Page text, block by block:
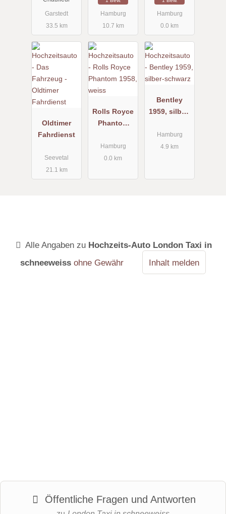
Garstedt
33.5 km
Hamburg
10.7 km
Hamburg
0.0 km
Oldtimer
Fahrdienst
Seevetal
21.1 km
Rolls Royce
Phantom
Hamburg
0.0 km
Bentley
1959, silber-
Hamburg
4.9 km
Alle Angaben zu Hochzeits-Auto London Taxi in
schneeweiss ohne Gewähr Inhalt melden
Öffentliche Fragen und Antworten